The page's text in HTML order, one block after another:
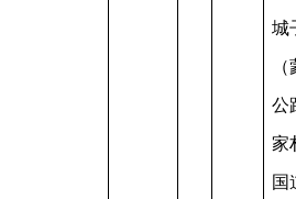
城
公
家
国